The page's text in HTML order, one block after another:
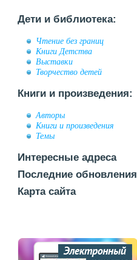
Дети и библиотека:
Чтение без границ
Книги Детства
Выставки
Творчество детей
Книги и произведения:
Авторы
Книги и произведения
Темы
Интересные адреса
Последние обновления
Карта сайта